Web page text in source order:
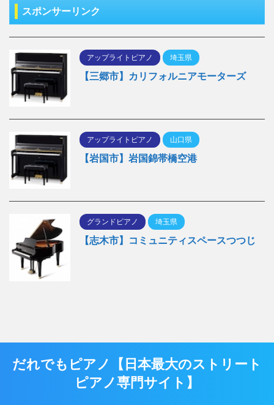
スポンサーリンク
アップライトピアノ 埼玉県
【三郷市】カリフォルニアモーターズ
アップライトピアノ 山口県
【岩国市】岩国錦帯橋空港
グランドピアノ 埼玉県
【志木市】コミュニティスペースつつじ
だれでもピアノ【日本最大のストリート
ピアノ専門サイト】